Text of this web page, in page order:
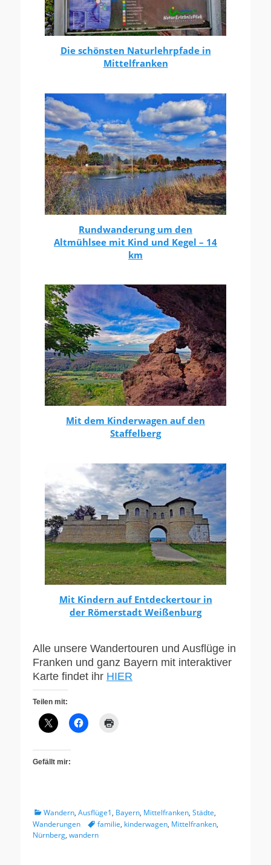
Die schönsten Naturlehrpfade in
Mittelfranken
Rundwanderung um den
Altmühlsee mit Kind und Kegel – 14
km
Mit dem Kinderwagen auf den
Staffelberg
Mit Kindern auf Entdeckertour in
der Römerstadt Weißenburg
Alle unsere Wandertouren und Ausflüge in
Franken und ganz Bayern mit interaktiver
Karte findet ihr HIER
Teilen mit:
Gefällt mir:
Kategorien
Wandern, Ausflüge1, Bayern, Mittelfranken, Städte,
Wanderungen
Tagsfamilie, kinderwagen, Mittelfranken,
Nürnberg, wandern